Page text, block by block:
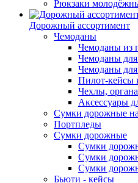
Рюкзаки
Дорожный ассортимент
Чемоданы
Чемоданы из
Чемоданы
Чемоданы
Пилот-кейсы
Чехлы,
Аксессуары
Сумки дорожные на
Портпледы
Сумки дорожные
Сумки
Сумки
Сумки
Бьюти - кейсы